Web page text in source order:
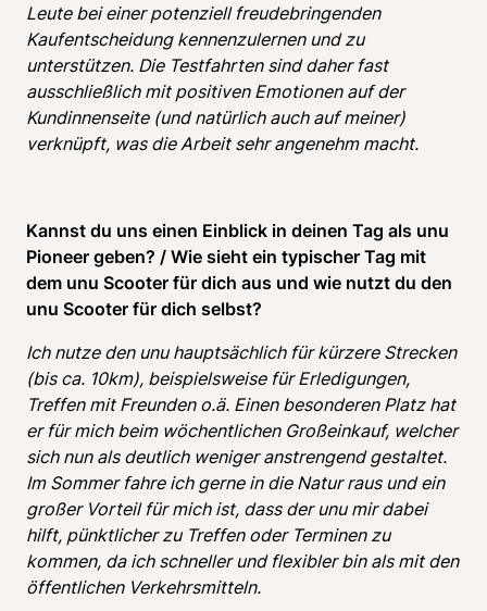
Leute bei einer potenziell freudebringenden
Kaufentscheidung kennenzulernen und zu
unterstützen. Die Testfahrten sind daher fast
ausschließlich mit positiven Emotionen auf der
Kundinnenseite (und natürlich auch auf meiner)
verknüpft, was die Arbeit sehr angenehm macht.
Kannst du uns einen Einblick in deinen Tag als unu
Pioneer geben? / Wie sieht ein typischer Tag mit
dem unu Scooter für dich aus und wie nutzt du den
unu Scooter für dich selbst?
Ich nutze den unu hauptsächlich für kürzere Strecken
(bis ca. 10km), beispielsweise für Erledigungen,
Treffen mit Freunden o.ä. Einen besonderen Platz hat
er für mich beim wöchentlichen Großeinkauf, welcher
sich nun als deutlich weniger anstrengend gestaltet.
Im Sommer fahre ich gerne in die Natur raus und ein
großer Vorteil für mich ist, dass der unu mir dabei
hilft, pünktlicher zu Treffen oder Terminen zu
kommen, da ich schneller und flexibler bin als mit den
öffentlichen Verkehrsmitteln.